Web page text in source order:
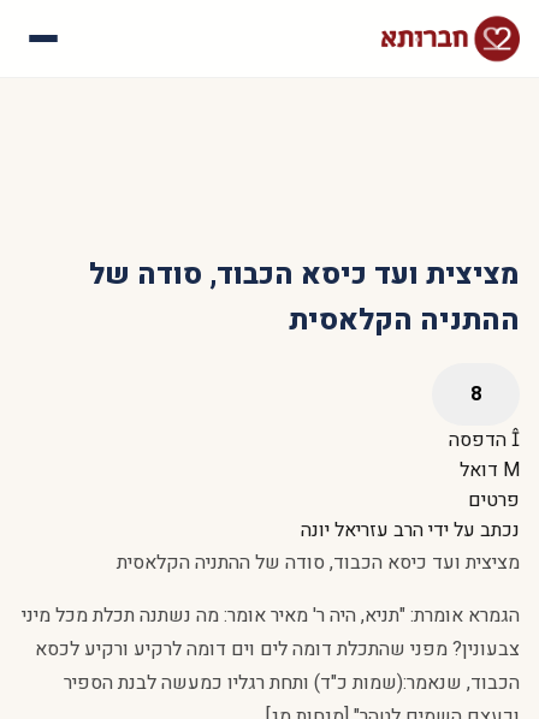
מציצית ועד כיסא הכבוד, סודה של
ההתניה הקלאסית
הדפסה
דואל
פרטים
נכתב על ידיהרב עזריאל יונה
מציצית ועד כיסא הכבוד, סודה של ההתניה הקלאסית
הגמרא אומרת: "תניא, היה ר' מאיר אומר: מה נשתנה תכלת מכל מיני
צבעונין? מפני שהתכלת דומה לים וים דומה לרקיע ורקיע לכסא
הכבוד, שנאמר:(שמות כ"ד) ותחת רגליו כמעשה לבנת הספיר